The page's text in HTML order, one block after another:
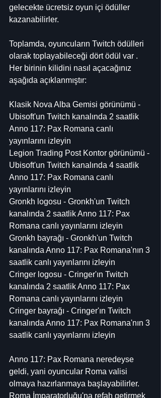
gelecekte ücretsiz oyun içi ödüller
kazanabilirler.
Toplamda, oyuncuların Twitch ödülleri
olarak toplayabileceği dört ödül var .
Her birinin kilidini nasıl açacağınız
aşağıda açıklanmıştır:
Klasik Nova Alba Gemisi görünümü -
Ubisoft'un Twitch kanalında 2 saatlik
Anno 117: Pax Romana canlı
yayınlarını izleyin
Legion Trading Post Kontor görünümü -
Ubisoft'un Twitch kanalında 4 saatlik
Anno 117: Pax Romana canlı
yayınlarını izleyin
Gronkh logosu - Gronkh'un Twitch
kanalında 2 saatlik Anno 117: Pax
Romana canlı yayınlarını izleyin
Gronkh bayrağı - Gronkh'un Twitch
kanalında Anno 117: Pax Romana'nın 3
saatlik canlı yayınlarını izleyin
Cringer logosu - Cringer'ın Twitch
kanalında 2 saatlik Anno 117: Pax
Romana canlı yayınlarını izleyin
Cringer bayrağı - Cringer'ın Twitch
kanalında Anno 117: Pax Romana'nın 3
saatlik canlı yayınlarını izleyin
Anno 117: Pax Romana neredeyse
geldi, yani oyuncular Roma valisi
olmaya hazırlanmaya başlayabilirler.
Roma İmparatorluğu'na refah getirmek